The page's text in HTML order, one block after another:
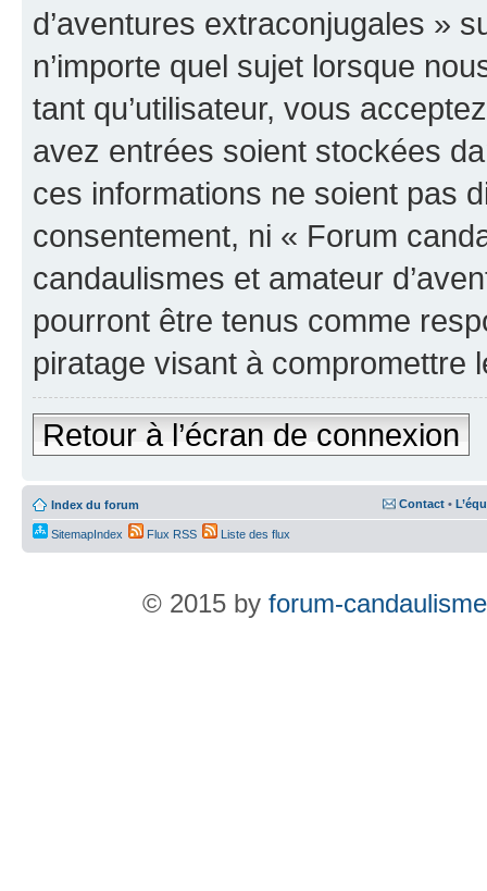
d’aventures extraconjugales »
n’importe quel sujet lorsque
tant qu’utilisateur, vous
avez entrées soient stockées
ces informations ne soient pas
consentement, ni « Forum
candaulismes et amateur
pourront être tenus comme
piratage visant à compromettre
Retour à l’écran de connexion
Index du forum Contact •
SitemapIndex Flux RSS Liste des flux
© 2015 by forum-